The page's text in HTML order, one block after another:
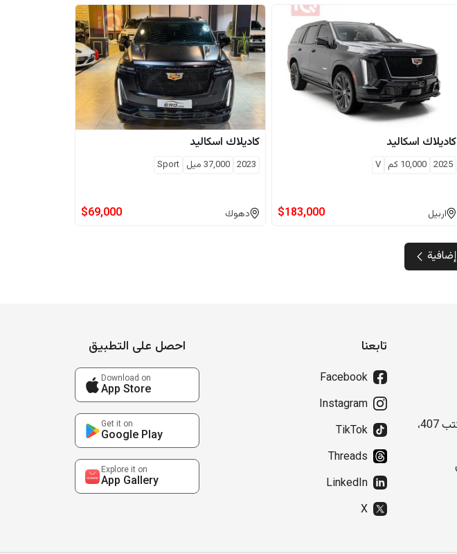
كاديلاك اسكاليد
2025
10,000 كم V
اربيل $183,000
كاديلاك اسكاليد
2023
37,000 ميل Sport
دهوك $69,000
شارع الرواد، عمارة بلو تاور الطابق الرابع، مكتب 407،
تابعنا
Facebook
Instagram
TikTok
Threads
LinkedIn
X
احصل على التطبيق
Download on
App Store
Get it on
Google Play
Explore it on
App Gallery